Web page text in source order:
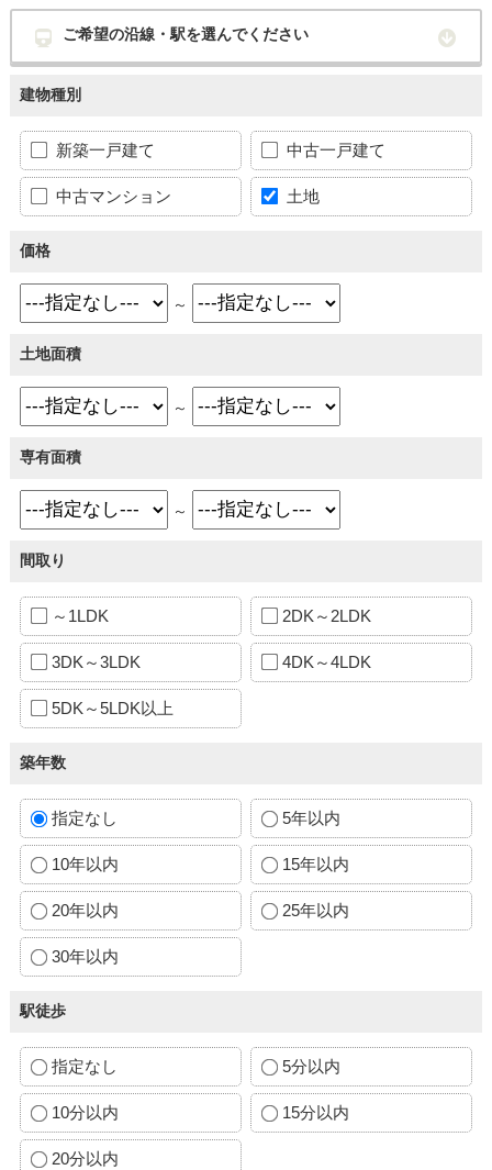
ご希望の沿線・駅を選んでください
建物種別
新築一戸建て 中古一戸建て
中古マンション 土地
価格
～
土地面積
～
専有面積
～
間取り
～1LDK 2DK～2LDK
3DK～3LDK 4DK～4LDK
5DK～5LDK以上
築年数
指定なし 5年以内
10年以内 15年以内
20年以内 25年以内
30年以内
駅徒歩
指定なし 5分以内
10分以内 15分以内
20分以内